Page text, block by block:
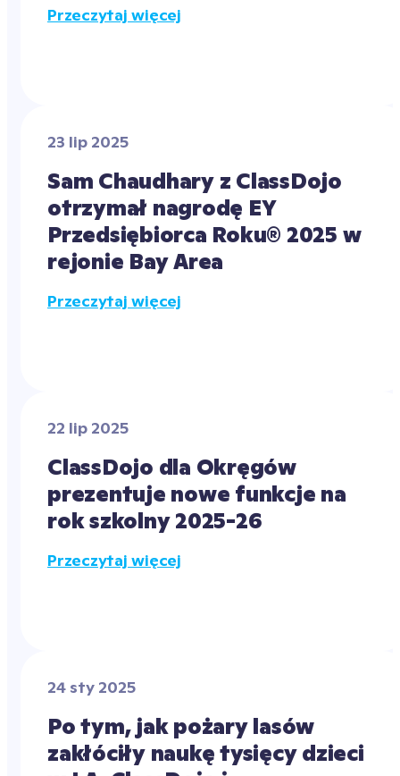
Przeczytaj więcej
23 lip 2025
Sam Chaudhary z ClassDojo
otrzymał nagrodę EY
Przedsiębiorca Roku® 2025 w
rejonie Bay Area
Przeczytaj więcej
22 lip 2025
ClassDojo dla Okręgów
prezentuje nowe funkcje na
rok szkolny 2025-26
Przeczytaj więcej
24 sty 2025
Po tym, jak pożary lasów
zakłóciły naukę tysięcy dzieci